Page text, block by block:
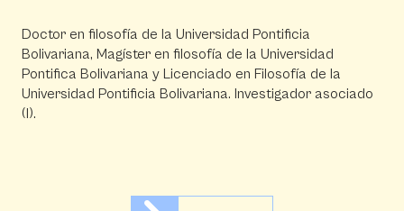
Doctor en filosofía de la Universidad Pontificia
Bolivariana, Magíster en filosofía de la Universidad
Pontifica Bolivariana y Licenciado en Filosofía de la
Universidad Pontificia Bolivariana. Investigador asociado
(I).